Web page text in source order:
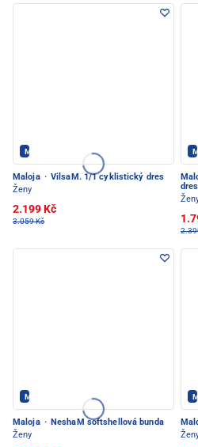
Maloja - PEC POD SNĚŽKOU
Maloja · VilsaM. 1/1 cyklistický dres
Ženy
2.199 Kč
3.059 Kč
dres
Maloja - PEC POD SNĚŽKOU
Maloja · NeshaM softshellová bunda
Ženy